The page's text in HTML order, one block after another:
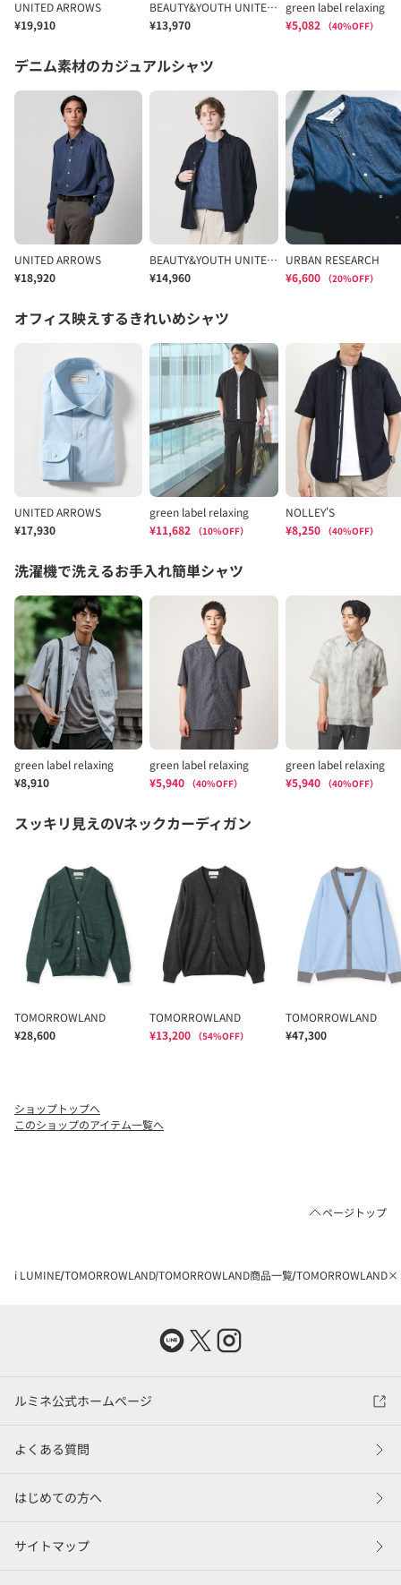
ショップトップへ
このショップのアイテム一覧へ
ページトップ
i LUMINE TOMORROWLAND TOMORROWLAND商品一覧 TOMORROWLAND×
ルミネ公式ホームページ
よくある質問
はじめての方へ
サイトマップ